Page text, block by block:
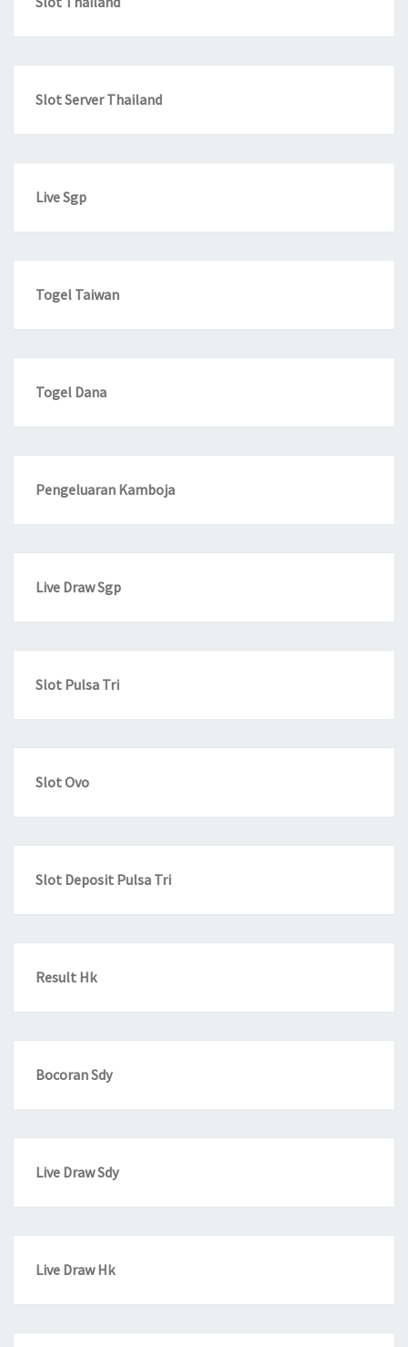
Slot Server Thailand
Live Sgp
Togel Taiwan
Togel Dana
Pengeluaran Kamboja
Live Draw Sgp
Slot Pulsa Tri
Slot Ovo
Slot Deposit Pulsa Tri
Result Hk
Bocoran Sdy
Live Draw Sdy
Live Draw Hk